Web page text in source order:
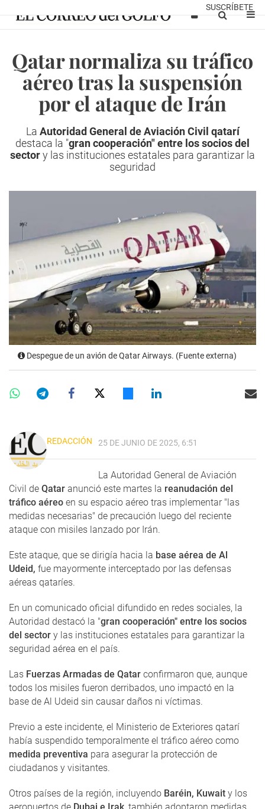
SUSCRÍBETE
Qatar normaliza su tráfico
aéreo tras la suspensión
por el ataque de Irán
La Autoridad General de Aviación Civil qatarí
destaca la "gran cooperación" entre los socios del
sectory las instituciones estatales para garantizar la
seguridad
Despegue de un avión de Qatar Airways. (Fuente externa)
REDACCIÓN 25 DE JUNIO DE 2025, 6:51
La Autoridad General de Aviación
Civil de Qatar anunció este martes la reanudación del
tráfico aéreo en su espacio aéreo tras implementar "las
medidas necesarias" de precaución luego del reciente
ataque con misiles lanzado por Irán.
Este ataque, que se dirigía hacia la base aérea de Al
Udeid, fue mayormente interceptado por las defensas
aéreas qataríes.
En un comunicado oficial difundido en redes sociales, la
Autoridad destacó la "gran cooperación" entre los socios
del sector y las instituciones estatales para garantizar la
seguridad aérea en el país.
Las Fuerzas Armadas de Qatar confirmaron que, aunque
todos los misiles fueron derribados, uno impactó en la
base de Al Udeid sin causar daños ni víctimas.
Previo a este incidente, el Ministerio de Exteriores qatarí
había suspendido temporalmente el tráfico aéreo como
medida preventiva para asegurar la protección de
ciudadanos y visitantes.
Otros países de la región, incluyendo Baréin, Kuwait y los